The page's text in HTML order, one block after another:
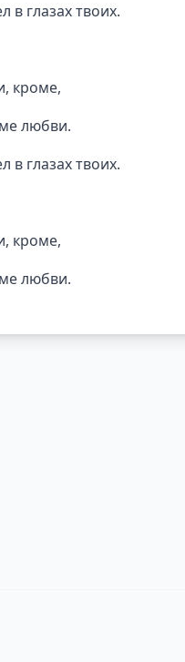
в глазах твоих.
кроме,
любви.
в глазах твоих.
кроме,
любви.